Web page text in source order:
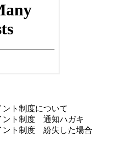
ト制度について
ント制度 通知ハガキ
ント制度 紛失した場合